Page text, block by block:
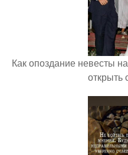
Как опоздание невесты
открыть